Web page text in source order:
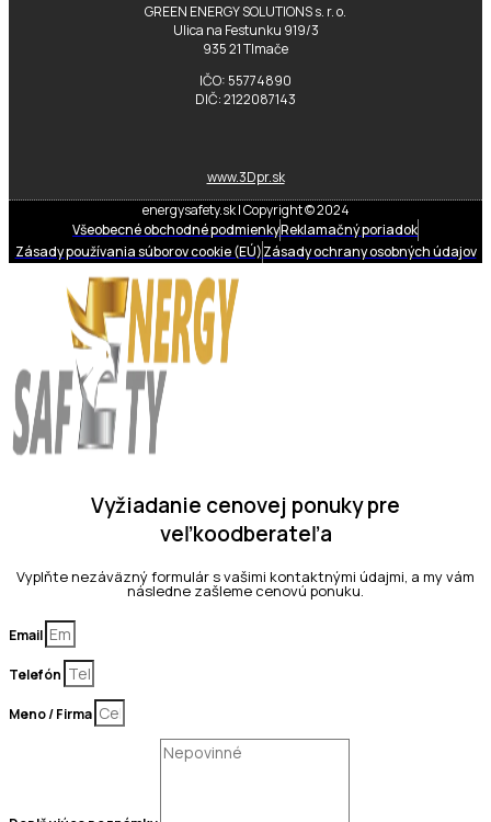
GREEN ENERGY SOLUTIONS s. r. o.
Ulica na Festunku 919/3
935 21 Tlmače
IČO: 55774890
DIČ: 2122087143
www.3Dpr.sk
energysafety.sk | Copyright © 2024
Všeobecné obchodné podmienkyReklamačný poriadok
Zásady používania súborov cookie (EÚ)Zásady ochrany osobných údajov
Vyžiadanie cenovej ponuky pre
veľkoodberateľa
Vyplňte nezáväzný formulár s vašimi kontaktnými údajmi, a my vám
následne zašleme cenovú ponuku.
Email
Telefón
Meno / Firma